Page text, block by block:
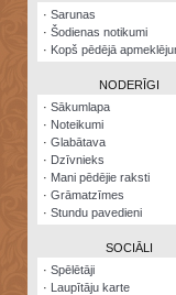
Šodienas
notikumi
Visatcera
almanahs
Arhīvs
·Sarunas
·Šodienas notikumi
· Kopš pēdējā
NODERĪGI
·Sākumlapa
· Noteikumi
·Glabātava
· Dzīvnieks
· Mani pēdējie raksti
·Grāmatzīmes
·Stundu pavedieni
SOCIĀLI
·Spēlētāji
· Laupītāju karte